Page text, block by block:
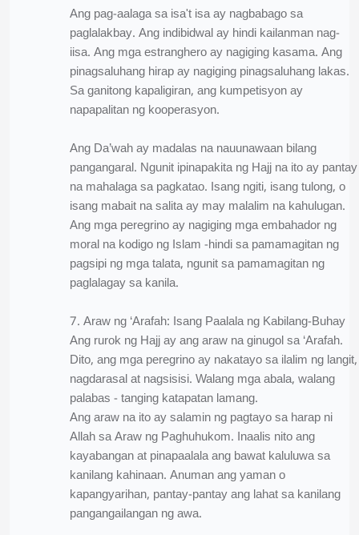
Ang pag-aalaga sa isa't isa ay nagbabago sa
paglalakbay. Ang indibidwal ay hindi kailanman nag-
iisa. Ang mga estranghero ay nagiging kasama. Ang
pinagsaluhang hirap ay nagiging pinagsaluhang lakas.
Sa ganitong kapaligiran, ang kumpetisyon ay
napapalitan ng kooperasyon.
Ang Da’wah ay madalas na nauunawaan bilang
pangangaral. Ngunit ipinapakita ng Hajj na ito ay pantay
na mahalaga sa pagkatao. Isang ngiti, isang tulong, o
isang mabait na salita ay may malalim na kahulugan.
Ang mga peregrino ay nagiging mga embahador ng
moral na kodigo ng Islam -hindi sa pamamagitan ng
pagsipi ng mga talata, ngunit sa pamamagitan ng
paglalagay sa kanila.
7. Araw ng ‘Arafah: Isang Paalala ng Kabilang-Buhay
Ang rurok ng Hajj ay ang araw na ginugol sa ‘Arafah.
Dito, ang mga peregrino ay nakatayo sa ilalim ng langit,
nagdarasal at nagsisisi. Walang mga abala, walang
palabas - tanging katapatan lamang.
Ang araw na ito ay salamin ng pagtayo sa harap ni
Allah sa Araw ng Paghuhukom. Inaalis nito ang
kayabangan at pinapaalala ang bawat kaluluwa sa
kanilang kahinaan. Anuman ang yaman o
kapangyarihan, pantay-pantay ang lahat sa kanilang
pangangailangan ng awa.